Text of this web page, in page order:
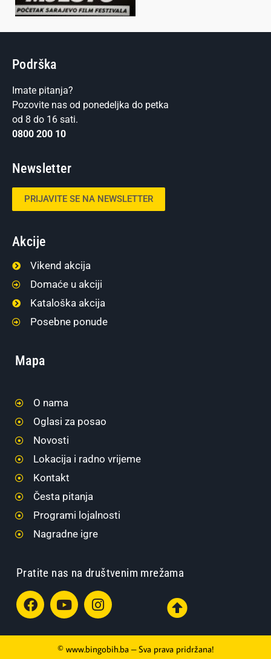
Podrška
Imate pitanja?
Pozovite nas od ponedeljka do petka
od 8 do 16 sati.
0800 200 10
Newsletter
PRIJAVITE SE NA NEWSLETTER
Akcije
Vikend akcija
Domaće u akciji
Kataloška akcija
Posebne ponude
Mapa
O nama
Oglasi za posao
Novosti
Lokacija i radno vrijeme
Kontakt
Česta pitanja
Programi lojalnosti
Nagradne igre
Pratite nas na društvenim mrežama
© www.bingobih.ba – Sva prava pridržana!